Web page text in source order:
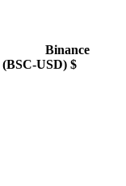
Binance
(BSC-USD) $